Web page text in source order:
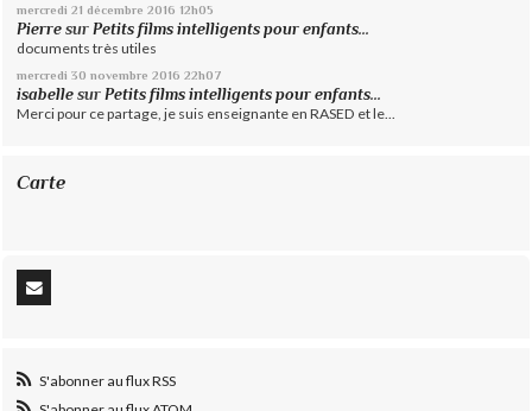
mercredi 21 décembre 2016 12h05
Pierre surPetits films intelligents pour enfants...
documents très utiles
mercredi 30 novembre 2016 22h07
isabelle surPetits films intelligents pour enfants...
Merci pour ce partage, je suis enseignante en RASED et le...
Carte
S'abonner au flux RSS